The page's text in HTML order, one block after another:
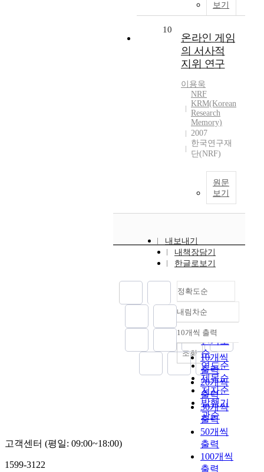
보기
10
온라인 게임
의 서사적
지위 연구
이용욱
NRF
KRM(Korean
Research
Memory)
2007
한국연구재
단(NRF)
원문
보기
내보내기
내책장담기
한글로보기
정확도순
정확도
순
인기도
순
연도순
제목순
저자순
발행기
관순
내림차순
내림차순
10개씩 출력
10개씩
출력
20개씩
출력
30개씩
출력
50개씩
출력
100개씩
출력
조회
고객센터 (평일: 09:00~18:00)
1599-3122